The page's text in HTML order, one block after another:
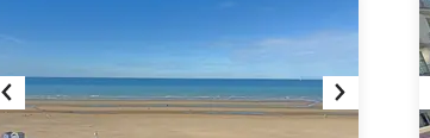
Previous Next